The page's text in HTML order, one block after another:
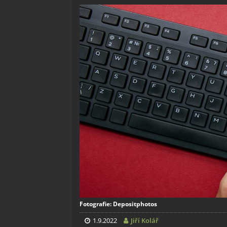
Fotografie: Depositphotos
1.9.2022 Jiří Kolář